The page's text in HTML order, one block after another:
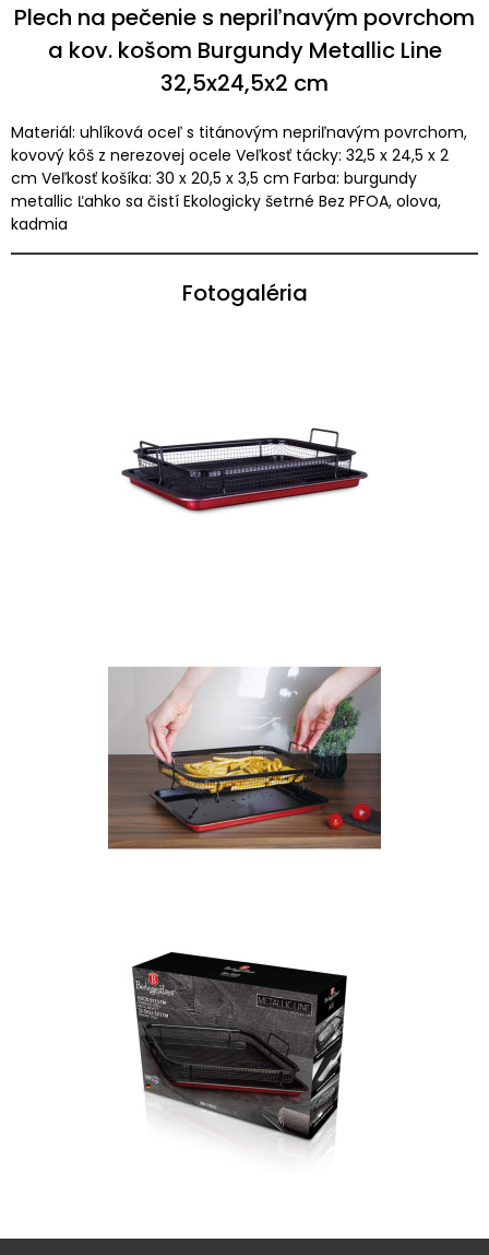
Plech na pečenie s nepriľnavým povrchom
a kov. košom Burgundy Metallic Line
32,5x24,5x2 cm
Materiál: uhlíková oceľ s titánovým nepriľnavým povrchom,
kovový kôš z nerezovej ocele Veľkosť tácky: 32,5 x 24,5 x 2
cm Veľkosť košíka: 30 x 20,5 x 3,5 cm Farba: burgundy
metallic Ľahko sa čistí Ekologicky šetrné Bez PFOA, olova,
kadmia
Fotogaléria